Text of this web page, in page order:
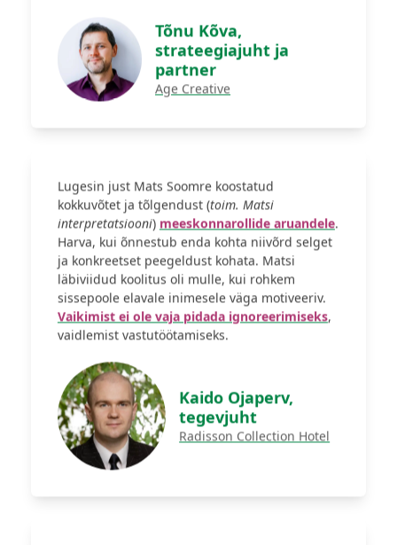
Tõnu Kõva,
strateegiajuht ja
partner
Age Creative
Lugesin just Mats Soomre koostatud
kokkuvõtet ja tõlgendust (toim. Matsi
interpretatsiooni) meeskonnarollide aruandele.
Harva, kui õnnestub enda kohta niivõrd selget
ja konkreetset peegeldust kohata. Matsi
läbiviidud koolitus oli mulle, kui rohkem
sissepoole elavale inimesele väga motiveeriv.
Vaikimist ei ole vaja pidada ignoreerimiseks,
vaidlemist vastutöötamiseks.
Kaido Ojaperv,
tegevjuht
Radisson Collection Hotel